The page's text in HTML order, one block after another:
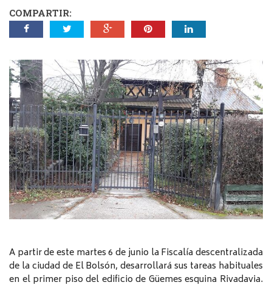
COMPARTIR:
A partir de este martes 6 de junio la Fiscalía descentralizada
de la ciudad de El Bolsón, desarrollará sus tareas habituales
en el primer piso del edificio de Güemes esquina Rivadavia.